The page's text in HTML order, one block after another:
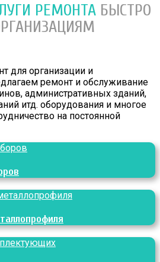
РЕМОНТА БЫСТРО
для организации и
ремонт и обслуживание
административных зданий,
итд. оборудования и многое
на постоянной